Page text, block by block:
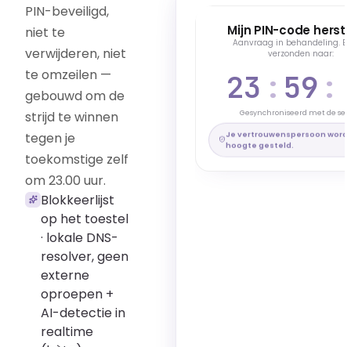
PIN-beveiligd,
niet te
verwijderen, niet
te omzeilen —
gebouwd om de
strijd te winnen
tegen je
toekomstige zelf
om 23.00 uur.
Blokkeerlijst
op het toestel
· lokale DNS-
resolver, geen
externe
oproepen +
AI-detectie in
realtime
ESSENTIEEL
Je beveiliging is actief
Zichtbare PIN · Herstel: 24u
PIN-code uitschakelen
Mijn PIN-code
Aanvraag in behandeling.
verzonden naar:
23 : 59 :
Gesynchroniseerd met de
Je vertrouwenspersoon
hoogte gesteld.